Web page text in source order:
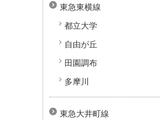
東急東横線
都立大学
自由が丘
田園調布
多摩川
東急大井町線